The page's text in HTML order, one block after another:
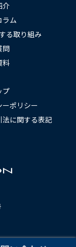
介
ラム
る取り組み
問
料
プ
ーポリシー
法に関する表記